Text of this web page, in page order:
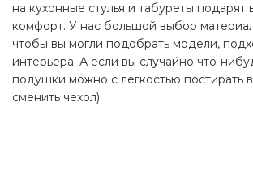
на кухонные стулья и табуреты подарят
комфорт. У нас большой выбор
чтобы вы могли подобрать модели,
интерьера. А если вы случайно что-
подушки можно с легкостью постирать
сменить чехол).